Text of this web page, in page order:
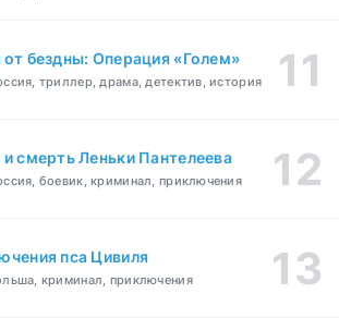
бездны: Операция «Голем»
триллер, драма, детектив, история
смерть Леньки Пантелеева
боевик, криминал, приключения
пса Цивиля
криминал, приключения